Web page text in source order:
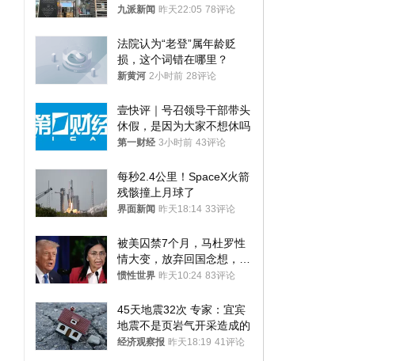
家改名已两年
九派新闻 昨天22:05 78评论
法院认为“老登”属年龄贬
损，这个词错在哪里？
新黄河 2小时前 28评论
壹快评｜号召领导干部带头
休假，是因为大家不想休吗
第一财经 3小时前 43评论
每秒2.4公里！SpaceX火箭
残骸撞上月球了
界面新闻 昨天18:14 33评论
被美囚禁7个月，马杜罗性
情大变，放弃回国念想，最
后嘱托已公开
惯性世界 昨天10:24 83评论
45天地震32次 专家：宜宾
地震不是页岩气开采造成的
经济观察报 昨天18:19 41评论